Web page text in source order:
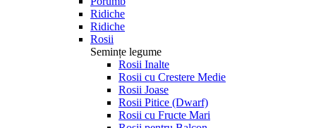
Ridiche
Ridiche
Rosii
Semințe legume
Rosii Inalte
Rosii cu Crestere Medie
Rosii Joase
Rosii Pitice (Dwarf)
Rosii cu Fructe Mari